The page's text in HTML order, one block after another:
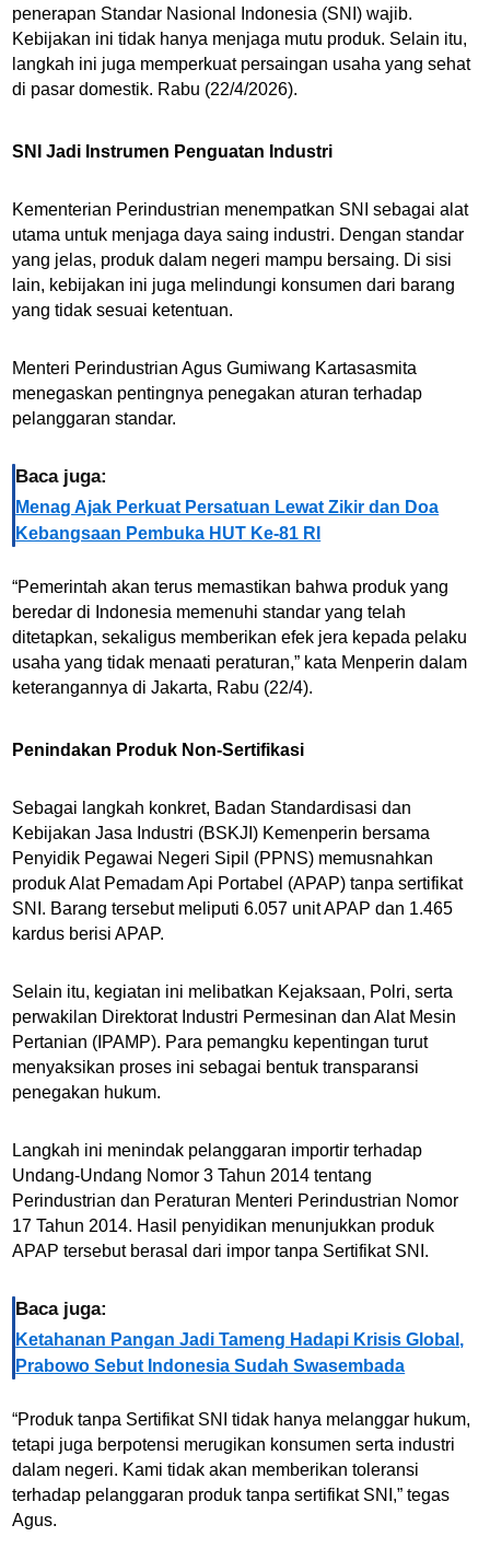
penerapan Standar Nasional Indonesia (SNI) wajib.
Kebijakan ini tidak hanya menjaga mutu produk. Selain itu,
langkah ini juga memperkuat persaingan usaha yang sehat
di pasar domestik. Rabu (22/4/2026).
SNI Jadi Instrumen Penguatan Industri
Kementerian Perindustrian menempatkan SNI sebagai alat
utama untuk menjaga daya saing industri. Dengan standar
yang jelas, produk dalam negeri mampu bersaing. Di sisi
lain, kebijakan ini juga melindungi konsumen dari barang
yang tidak sesuai ketentuan.
Menteri Perindustrian Agus Gumiwang Kartasasmita
menegaskan pentingnya penegakan aturan terhadap
pelanggaran standar.
Baca juga:
Menag Ajak Perkuat Persatuan Lewat Zikir dan Doa
Kebangsaan Pembuka HUT Ke-81 RI
“Pemerintah akan terus memastikan bahwa produk yang
beredar di Indonesia memenuhi standar yang telah
ditetapkan, sekaligus memberikan efek jera kepada pelaku
usaha yang tidak menaati peraturan,” kata Menperin dalam
keterangannya di Jakarta, Rabu (22/4).
Penindakan Produk Non-Sertifikasi
Sebagai langkah konkret, Badan Standardisasi dan
Kebijakan Jasa Industri (BSKJI) Kemenperin bersama
Penyidik Pegawai Negeri Sipil (PPNS) memusnahkan
produk Alat Pemadam Api Portabel (APAP) tanpa sertifikat
SNI. Barang tersebut meliputi 6.057 unit APAP dan 1.465
kardus berisi APAP.
Selain itu, kegiatan ini melibatkan Kejaksaan, Polri, serta
perwakilan Direktorat Industri Permesinan dan Alat Mesin
Pertanian (IPAMP). Para pemangku kepentingan turut
menyaksikan proses ini sebagai bentuk transparansi
penegakan hukum.
Langkah ini menindak pelanggaran importir terhadap
Undang-Undang Nomor 3 Tahun 2014 tentang
Perindustrian dan Peraturan Menteri Perindustrian Nomor
17 Tahun 2014. Hasil penyidikan menunjukkan produk
APAP tersebut berasal dari impor tanpa Sertifikat SNI.
Baca juga:
Ketahanan Pangan Jadi Tameng Hadapi Krisis Global,
Prabowo Sebut Indonesia Sudah Swasembada
“Produk tanpa Sertifikat SNI tidak hanya melanggar hukum,
tetapi juga berpotensi merugikan konsumen serta industri
dalam negeri. Kami tidak akan memberikan toleransi
terhadap pelanggaran produk tanpa sertifikat SNI,” tegas
Agus.